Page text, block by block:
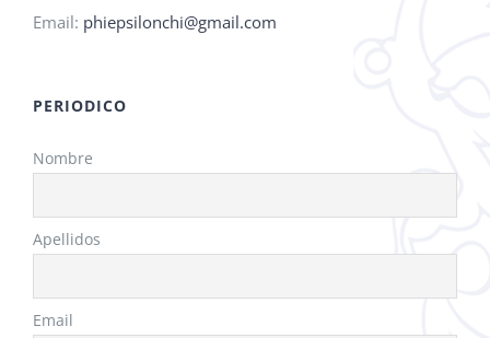
Email: phiepsilonchi@gmail.com
PERIODICO
Nombre
Apellidos
Email